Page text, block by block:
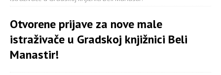
Otvorene prijave za nove male
istraživače u Gradskoj knjižnici Beli
Manastir!